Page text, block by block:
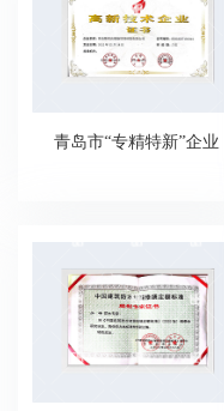
青岛市“专精特新”企业